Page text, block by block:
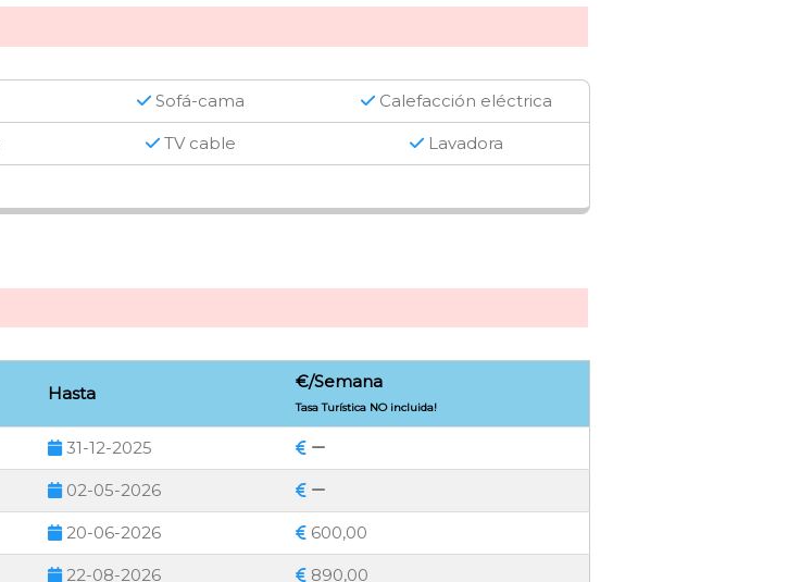
Sofá-cama Calefacción eléctrica
TV cable Lavadora
Hasta
€/Semana
Tasa Turística NO incluida!
31-12-2025
02-05-2026
20-06-2026 600,00
22-08-2026 890,00